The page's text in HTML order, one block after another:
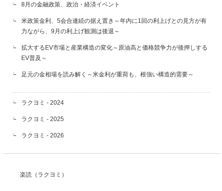
8月の金融政策、政治・経済イベント
米政策金利、5会合連続の据え置き～年内に1回の利上げとの見方が有
力ながら、9月の利上げ観測は後退～
拡大するEV市場と産業構造の変化～原油高と価格競争力が後押しする
EV普及～
足元の金相場を読み解く～米金利が重荷も、根強い構造的需要～
ラクヨミ - 2024
ラクヨミ - 2025
ラクヨミ - 2026
楽読（ラクヨミ）